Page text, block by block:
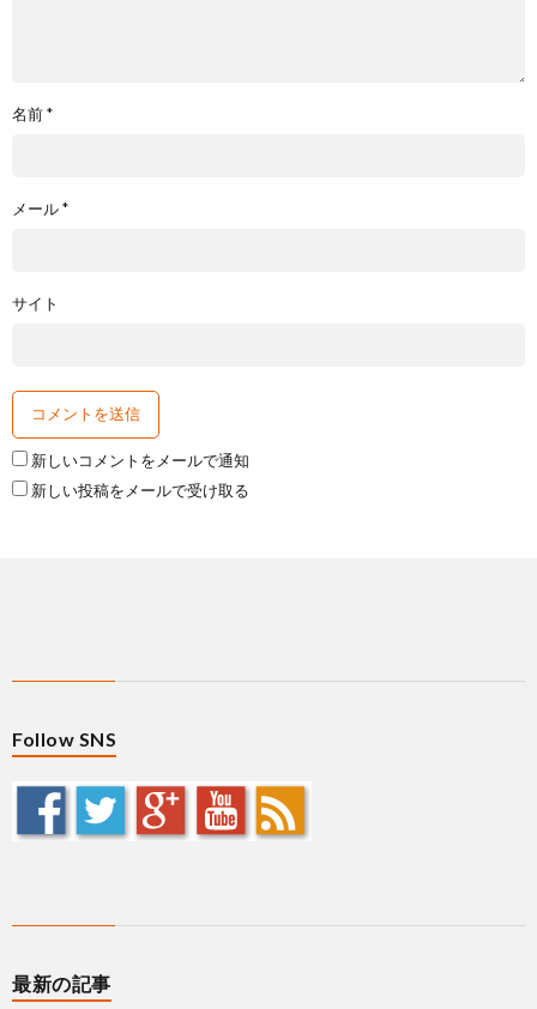
名前*
メール*
サイト
新しいコメントをメールで通知
新しい投稿をメールで受け取る
Follow SNS
最新の記事